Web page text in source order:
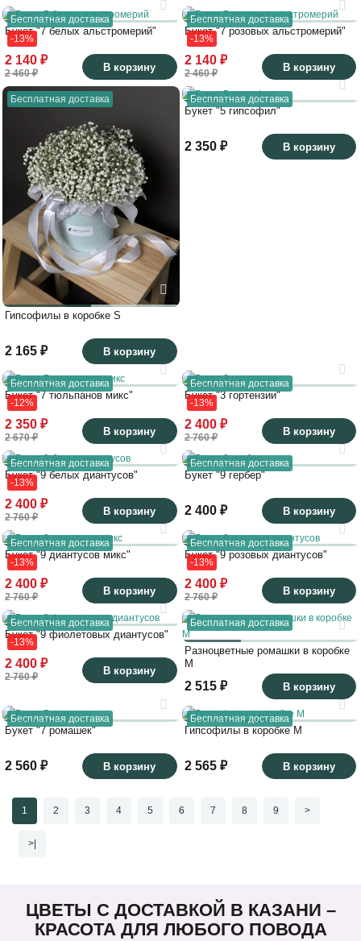
Бесплатная доставка
-13%
Букет "7 белых альстромерий"
2 140 ₽
2 460 ₽ В корзину
Бесплатная доставка
-13%
Букет "7 розовых альстромерий"
2 140 ₽
2 460 ₽ В корзину
Бесплатная доставка
Гипсофилы в коробке S
2 165 ₽ В корзину
Бесплатная доставка
Букет "5 гипсофил"
2 350 ₽ В корзину
Бесплатная доставка
-12%
Букет "7 тюльпанов микс"
2 350 ₽
2 670 ₽ В корзину
Бесплатная доставка
-13%
Букет "3 гортензии"
2 400 ₽
2 760 ₽ В корзину
Бесплатная доставка
-13%
Букет "9 белых диантусов"
2 400 ₽
2 760 ₽ В корзину
Бесплатная доставка
Букет "9 гербер"
2 400 ₽ В корзину
Бесплатная доставка
-13%
Букет "9 диантусов микс"
2 400 ₽
2 760 ₽ В корзину
Бесплатная доставка
-13%
Букет "9 розовых диантусов"
2 400 ₽
2 760 ₽ В корзину
Бесплатная доставка
-13%
Букет "9 фиолетовых диантусов"
2 400 ₽
2 760 ₽ В корзину
Бесплатная доставка
Разноцветные ромашки в коробке
M
2 515 ₽ В корзину
Бесплатная доставка
Букет "7 ромашек"
2 560 ₽ В корзину
Бесплатная доставка
Гипсофилы в коробке M
2 565 ₽ В корзину
1 2 3 4 5 6 7 8 9 >
>|
ЦВЕТЫ С ДОСТАВКОЙ В КАЗАНИ –
КРАСОТА ДЛЯ ЛЮБОГО ПОВОДА